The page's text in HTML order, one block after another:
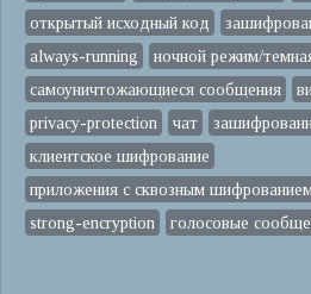
открытый исходный код
always-running
ночной режим/
самоуничтожающиеся сообщения
privacy-protection
чат
клиентское шифрование
приложения с сквозным
strong-encryption
голосовые